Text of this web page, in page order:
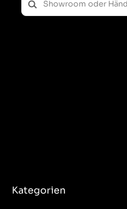
Kategorien